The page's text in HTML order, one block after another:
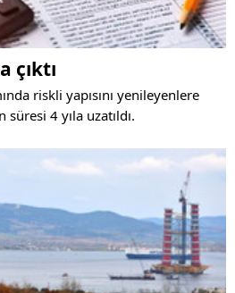
çıktı
riskli yapısını yenileyenlere
süresi 4 yıla uzatıldı.